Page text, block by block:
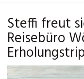
Steffi freut
Reisebüro